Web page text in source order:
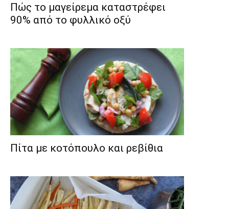
Πώς το μαγείρεμα καταστρέφει
90% από το φυλλικό οξύ
Πίτα με κοτόπουλο και ρεβίθια